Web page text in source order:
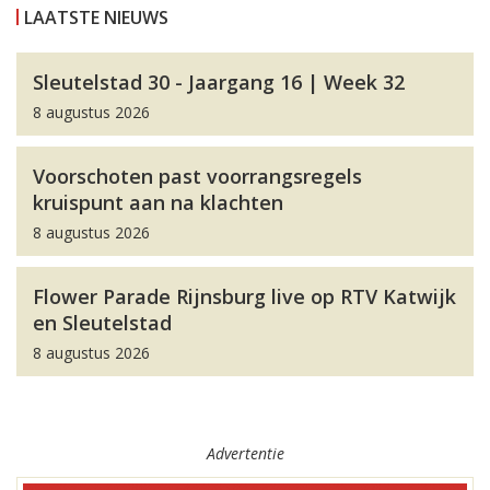
LAATSTE NIEUWS
Sleutelstad 30 - Jaargang 16 | Week 32
8 augustus 2026
Voorschoten past voorrangsregels
kruispunt aan na klachten
8 augustus 2026
Flower Parade Rijnsburg live op RTV Katwijk
en Sleutelstad
8 augustus 2026
Advertentie